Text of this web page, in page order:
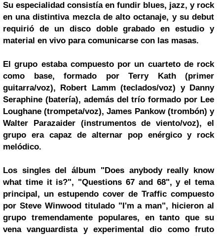
Su especialidad consistía en fundir blues, jazz, y rock
en una distintiva mezcla de alto octanaje, y su debut
requirió de un disco doble grabado en estudio y
material en vivo para comunicarse con las masas.
El grupo estaba compuesto por un cuarteto de rock
como base, formado por Terry Kath (primer
guitarra/voz), Robert Lamm (teclados/voz) y Danny
Seraphine (batería), además del trío formado por Lee
Loughane (trompeta/voz), James Pankow (trombón) y
Walter Parazaider (instrumentos de viento/voz), el
grupo era capaz de alternar pop enérgico y rock
melódico.
Los singles del álbum "Does anybody really know
what time it is?", "Questions 67 and 68", y el tema
principal, un estupendo cover de Traffic compuesto
por Steve Winwood titulado "I'm a man", hicieron al
grupo tremendamente populares, en tanto que su
vena vanguardista y experimental dio como fruto